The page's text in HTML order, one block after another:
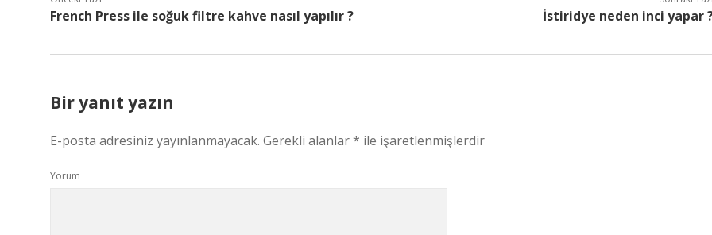
French Press ile soğuk filtre kahve nasıl yapılır ? İstiridye neden inci yapar
Bir yanıt yazın
E-posta adresiniz yayınlanmayacak. Gerekli alanlar* ile işaretlenmişlerdir
Yorum